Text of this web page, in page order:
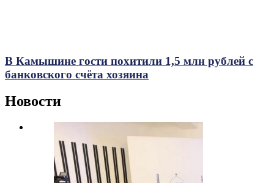
В Камышине гости похитили 1,5 млн рублей с
банковского счёта хозяина
Новости